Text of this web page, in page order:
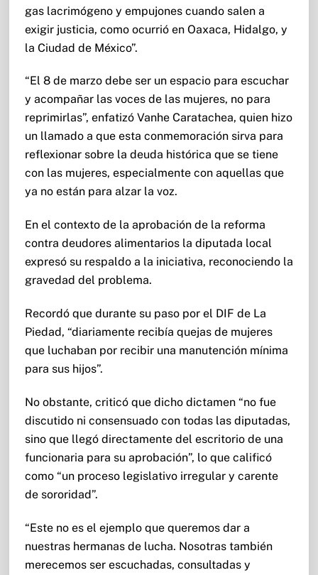
gas lacrimógeno y empujones cuando salen a
exigir justicia, como ocurrió en Oaxaca, Hidalgo, y
la Ciudad de México”.
“El 8 de marzo debe ser un espacio para escuchar
y acompañar las voces de las mujeres, no para
reprimirlas”, enfatizó Vanhe Caratachea, quien hizo
un llamado a que esta conmemoración sirva para
reflexionar sobre la deuda histórica que se tiene
con las mujeres, especialmente con aquellas que
ya no están para alzar la voz.
En el contexto de la aprobación de la reforma
contra deudores alimentarios la diputada local
expresó su respaldo a la iniciativa, reconociendo la
gravedad del problema.
Recordó que durante su paso por el DIF de La
Piedad, “diariamente recibía quejas de mujeres
que luchaban por recibir una manutención mínima
para sus hijos”.
No obstante, criticó que dicho dictamen “no fue
discutido ni consensuado con todas las diputadas,
sino que llegó directamente del escritorio de una
funcionaria para su aprobación”, lo que calificó
como “un proceso legislativo irregular y carente
de sororidad”.
“Este no es el ejemplo que queremos dar a
nuestras hermanas de lucha. Nosotras también
merecemos ser escuchadas, consultadas y